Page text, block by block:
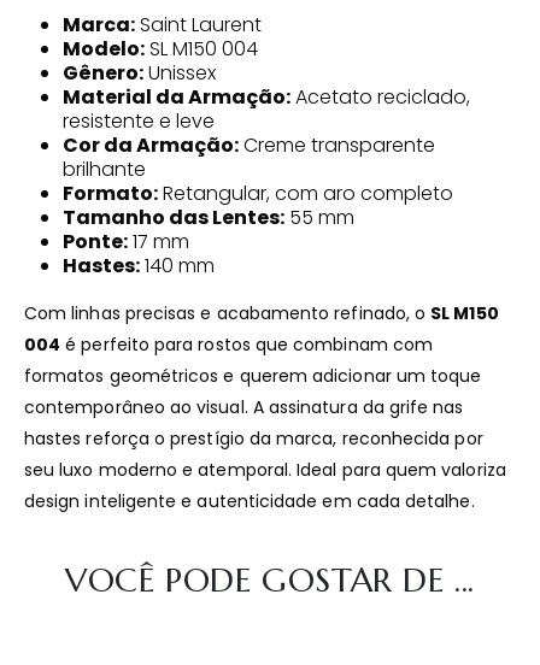
Marca:Saint Laurent
Modelo:SL M150 004
Gênero:Unissex
Material da Armação:Acetato reciclado,
resistente e leve
Cor da Armação:Creme transparente
brilhante
Formato:Retangular, com aro completo
Tamanho das Lentes: 55 mm
Ponte:17 mm
Hastes:140 mm
Com linhas precisas e acabamento refinado, o SL M150
004 é perfeito para rostos que combinam com
formatos geométricos e querem adicionar um toque
contemporâneo ao visual. A assinatura da grife nas
hastes reforça o prestígio da marca, reconhecida por
seu luxo moderno e atemporal. Ideal para quem valoriza
design inteligente e autenticidade em cada detalhe.
VOCÊ PODE GOSTAR DE ...